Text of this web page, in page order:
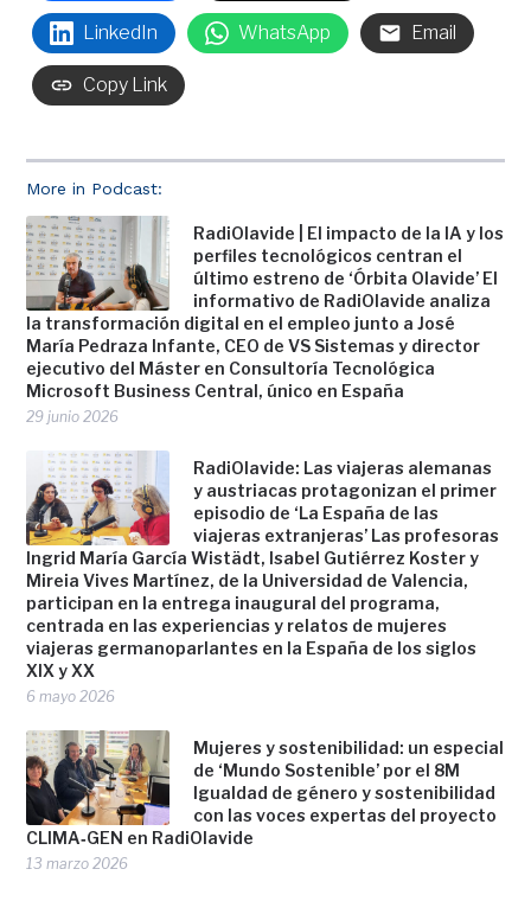
More in Podcast:
RadiOlavide | El impacto de la IA y los
perfiles tecnológicos centran el
último estreno de ‘Órbita Olavide’ El
informativo de RadiOlavide analiza
la transformación digital en el empleo junto a José
María Pedraza Infante, CEO de VS Sistemas y director
ejecutivo del Máster en Consultoría Tecnológica
Microsoft Business Central, único en España
29 junio 2026
RadiOlavide: Las viajeras alemanas
y austriacas protagonizan el primer
episodio de ‘La España de las
viajeras extranjeras’ Las profesoras
Ingrid María García Wistädt, Isabel Gutiérrez Koster y
Mireia Vives Martínez, de la Universidad de Valencia,
participan en la entrega inaugural del programa,
centrada en las experiencias y relatos de mujeres
viajeras germanoparlantes en la España de los siglos
XIX y XX
6 mayo 2026
Mujeres y sostenibilidad: un especial
de ‘Mundo Sostenible’ por el 8M
Igualdad de género y sostenibilidad
con las voces expertas del proyecto
CLIMA‑GEN en RadiOlavide
13 marzo 2026
LinkedIn WhatsApp Email
Copy Link